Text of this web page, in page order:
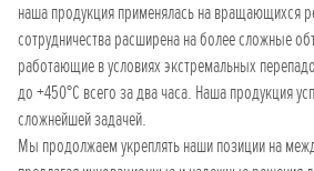
наша продукция применялась на вращающихся
сотрудничества расширена на более сложные
работающие в условиях экстремальных
до +450°C всего за два часа. Наша продукция
сложнейшей задачей.
Мы продолжаем укреплять наши позиции на